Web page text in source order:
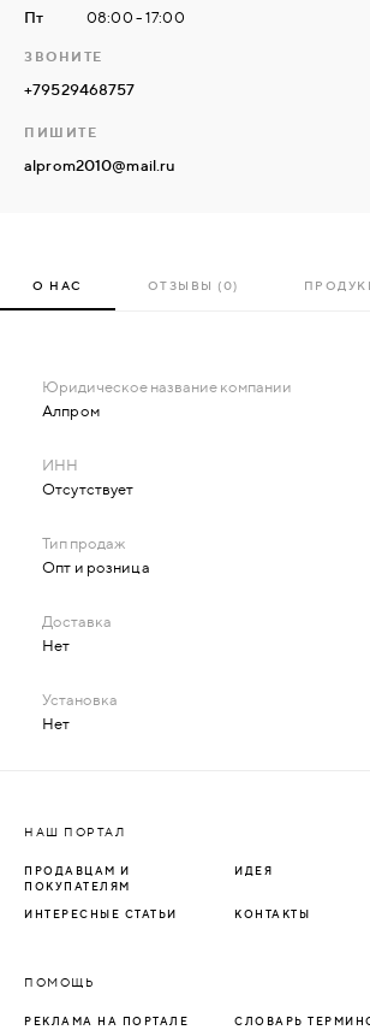
Пт
08:00 - 17:00
ЗВОНИТЕ
+79529468757
ПИШИТЕ
alprom2010@mail.ru
О НАС ОТЗЫВЫ (0)
Алпром
Отсутствует
Опт и розница
Нет
Нет
НАШ ПОРТАЛ
ПРОДАВЦАМ И
ПОКУПАТЕЛЯМ
ИДЕЯ
ИНТЕРЕСНЫЕ СТАТЬИ КОНТАКТЫ
ПОМОЩЬ
РЕКЛАМА НА ПОРТАЛЕ СЛОВАРЬ